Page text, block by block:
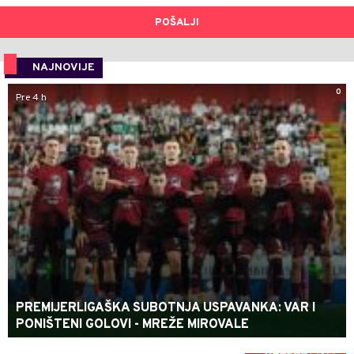
POŠALJI
NAJNOVIJE
0
Pre 4 h
PREMIJERLIGAŠKA SUBOTNJA USPAVANKA: VAR I
PONIŠTENI GOLOVI - MREŽE MIROVALE